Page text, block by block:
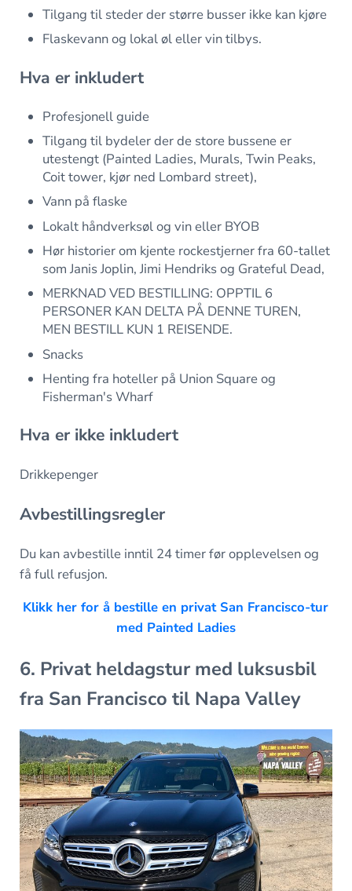
Tilgang til steder der større busser ikke kan kjøre
Flaskevann og lokal øl eller vin tilbys.
Hva er inkludert
Profesjonell guide
Tilgang til bydeler der de store bussene er
utestengt (Painted Ladies, Murals, Twin Peaks,
Coit tower, kjør ned Lombard street),
Vann på flaske
Lokalt håndverksøl og vin eller BYOB
Hør historier om kjente rockestjerner fra 60-tallet
som Janis Joplin, Jimi Hendriks og Grateful Dead,
MERKNAD VED BESTILLING: OPPTIL 6
PERSONER KAN DELTA PÅ DENNE TUREN,
MEN BESTILL KUN 1 REISENDE.
Snacks
Henting fra hoteller på Union Square og
Fisherman's Wharf
Hva er ikke inkludert
Drikkepenger
Avbestillingsregler
Du kan avbestille inntil 24 timer før opplevelsen og
få full refusjon.
Klikk her for å bestille en privat San Francisco-tur
med Painted Ladies
6. Privat heldagstur med luksusbil
fra San Francisco til Napa Valley